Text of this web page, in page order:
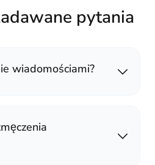
pytania
wiadomościami?